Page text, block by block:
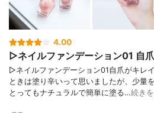
4.00
▷ネイルファンデーション01 自
▷ネイルファンデーション01自爪がキレ
ときは塗り辛いって思いましたが、少量
とってもナチュラルで簡単に塗る…続き